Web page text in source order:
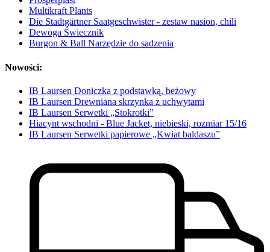
Multikraft Plants
Die Stadtgärtner Saatgeschwister - zestaw nasion, chili
Dewoga Świecznik
Burgon & Ball Narzędzie do sadzenia
Nowości:
IB Laursen Doniczka z podstawką, beżowy
IB Laursen Drewniana skrzynka z uchwytami
IB Laursen Serwetki „Stokrotki”
Hiacynt wschodni - Blue Jacket, niebieski, rozmiar 15/16
IB Laursen Serwetki papierowe „Kwiat baldaszu”